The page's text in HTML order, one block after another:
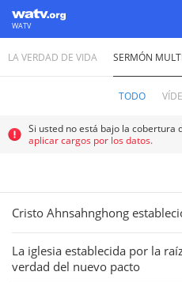
WATV
World Mission Society Church of God
LA VERDAD DE VIDA SERMÓN
TODO
Si usted no está bajo la cobertura
aplicar cargos por los datos.
Cristo Ahnsahnghong
La iglesia establecida por la
verdad del nuevo pacto